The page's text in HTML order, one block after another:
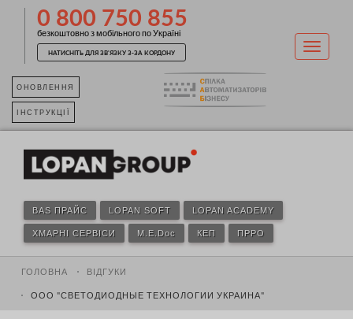
0 800 750 855
безкоштовно з мобільного по Україні
НАТИСНІТЬ ДЛЯ ЗВ'ЯЗКУ З-ЗА КОРДОНУ
ОНОВЛЕННЯ
ІНСТРУКЦІЇ
BAS ПРАЙС LOPAN SOFT LOPAN ACADEMY
ХМАРНІ СЕРВІСИ M.E.Doc КЕП ПРРО
ГОЛОВНА ВІДГУКИ
ООО "СВЕТОДИОДНЫЕ ТЕХНОЛОГИИ УКРАИНА"